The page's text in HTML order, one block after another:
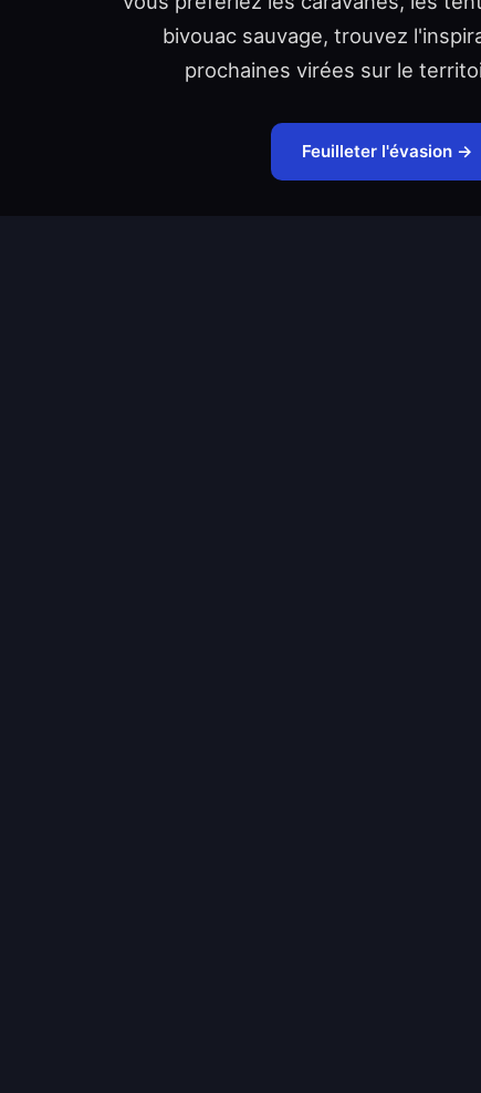
bivouac sauvage, trouvez
prochaines virées sur le
Feuilleter l'évasion →